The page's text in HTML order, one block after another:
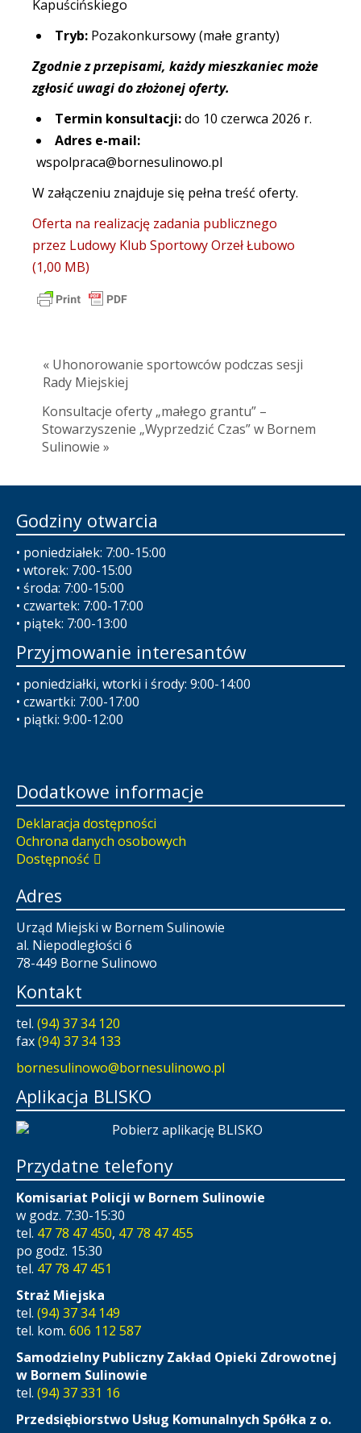
Kapuścińskiego
Tryb: Pozakonkursowy (małe granty)
Zgodnie z przepisami, każdy mieszkaniec może
zgłosić uwagi do złożonej oferty.
Termin konsultacji:do 10 czerwca 2026 r.
Adres e-mail:
wspolpraca@bornesulinowo.pl
W załączeniu znajduje się pełna treść oferty.
Oferta na realizację zadania publicznego
przez Ludowy Klub Sportowy Orzeł Łubowo
« Uhonorowanie sportowców podczas sesji
Rady Miejskiej
Konsultacje oferty „małego grantu” –
Stowarzyszenie „Wyprzedzić Czas” w Bornem
Sulinowie »
Godziny otwarcia
• poniedziałek: 7:00-15:00
• wtorek: 7:00-15:00
• środa: 7:00-15:00
• czwartek: 7:00-17:00
• piątek: 7:00-13:00
Przyjmowanie interesantów
• poniedziałki, wtorki i środy: 9:00-14:00
• czwartki: 7:00-17:00
• piątki: 9:00-12:00
Dodatkowe informacje
Deklaracja dostępności
Ochrona danych osobowych
Dostępność
Adres
Urząd Miejski w Bornem Sulinowie
al. Niepodległości 6
78-449 Borne Sulinowo
Kontakt
tel. (94) 37 34 120
fax(94) 37 34 133
bornesulinowo@bornesulinowo.pl
Aplikacja BLISKO
Przydatne telefony
Komisariat Policji w Bornem Sulinowie
w godz. 7:30-15:30
tel. 47 78 47 450, 47 78 47 455
po godz. 15:30
tel. 47 78 47 451
Straż Miejska
tel. (94) 37 34 149
tel. kom. 606 112 587
Samodzielny Publiczny Zakład Opieki Zdrowotnej
w Bornem Sulinowie
tel. (94) 37 331 16
Przedsiębiorstwo Usług Komunalnych Spółka z o.